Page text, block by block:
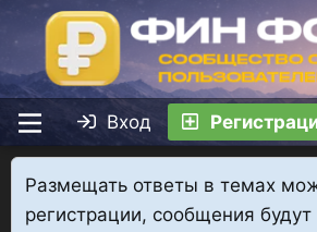
Вход
Размещать ответы в темах
регистрации, сообщения